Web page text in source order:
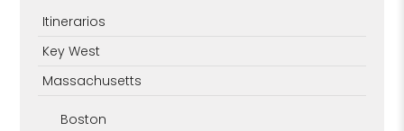
Itinerarios
Key West
Massachusetts
Boston